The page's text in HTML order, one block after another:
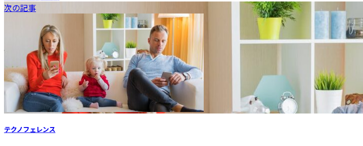
次の記事
テクノフェレンス